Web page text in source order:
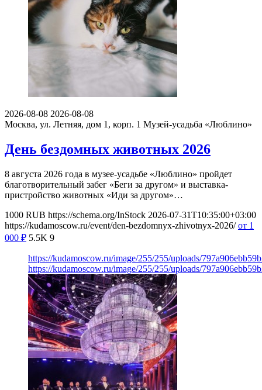
2026-08-08 2026-08-08
Москва, ул. Летняя, дом 1, корп. 1 Музей-усадьба «Люблино»
День бездомных животных 2026
8 августа 2026 года в музее-усадьбе «Люблино» пройдет
благотворительный забег «Беги за другом» и выставка-
пристройство животных «Иди за другом»…
1000 RUB https://schema.org/InStock 2026-07-31T10:35:00+03:00
https://kudamoscow.ru/event/den-bezdomnyx-zhivotnyx-2026/ от 1
000 ₽ 5.5K 9
https://kudamoscow.ru/image/255/255/uploads/
https://kudamoscow.ru/image/255/255/uploads/